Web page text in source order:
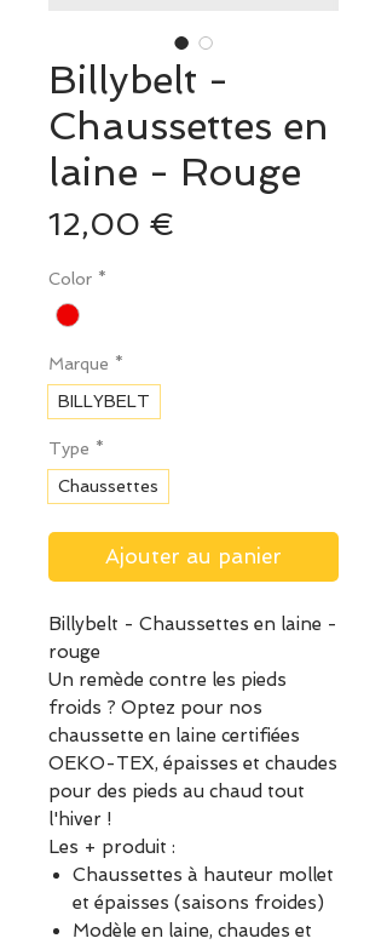
Billybelt -
Chaussettes en
laine - Rouge
12,00 €
Color *
Marque *
BILLYBELT
Type *
Chaussettes
Ajouter au panier
Billybelt - Chaussettes en laine -
rouge
Un remède contre les pieds
froids ? Optez pour nos
chaussette en laine certifiées
OEKO-TEX, épaisses et chaudes
pour des pieds au chaud tout
l'hiver !
Les + produit :
Chaussettes à hauteur mollet
et épaisses (saisons froides)
Modèle en laine, chaudes et